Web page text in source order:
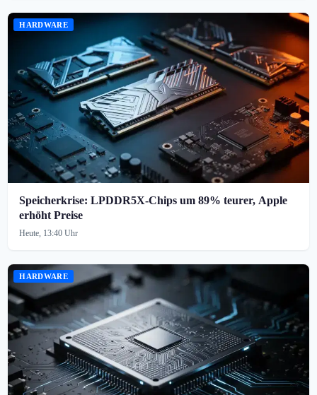
HARDWARE
Speicherkrise: LPDDR5X-Chips um 89% teurer, Apple
erhöht Preise
Heute, 13:40 Uhr
HARDWARE